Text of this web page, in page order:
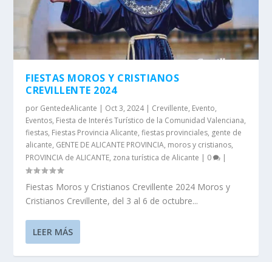
FIESTAS MOROS Y CRISTIANOS
CREVILLENTE 2024
por GentedeAlicante | Oct 3, 2024| Crevillente, Evento,
Eventos, Fiesta de Interés Turístico de la Comunidad Valenciana,
fiestas, Fiestas Provincia Alicante,fiestas provinciales, gente de
alicante, GENTE DE ALICANTE PROVINCIA, moros y cristianos,
PROVINCIA de ALICANTE, zona turística de Alicante | 0 |
Fiestas Moros y Cristianos Crevillente 2024 Moros y
Cristianos Crevillente, del 3 al 6 de octubre...
LEER MÁS